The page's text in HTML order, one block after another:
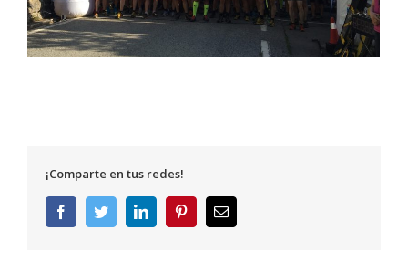
¡Comparte en tus redes!
FacebookTwitterLinkedInPinterestCorreo
electrónico